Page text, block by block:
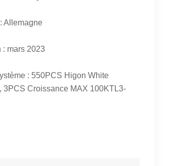
Allemagne
: mars 2023
: 550PCS Higon White
3PCSCroissance MAX 100KTL3-